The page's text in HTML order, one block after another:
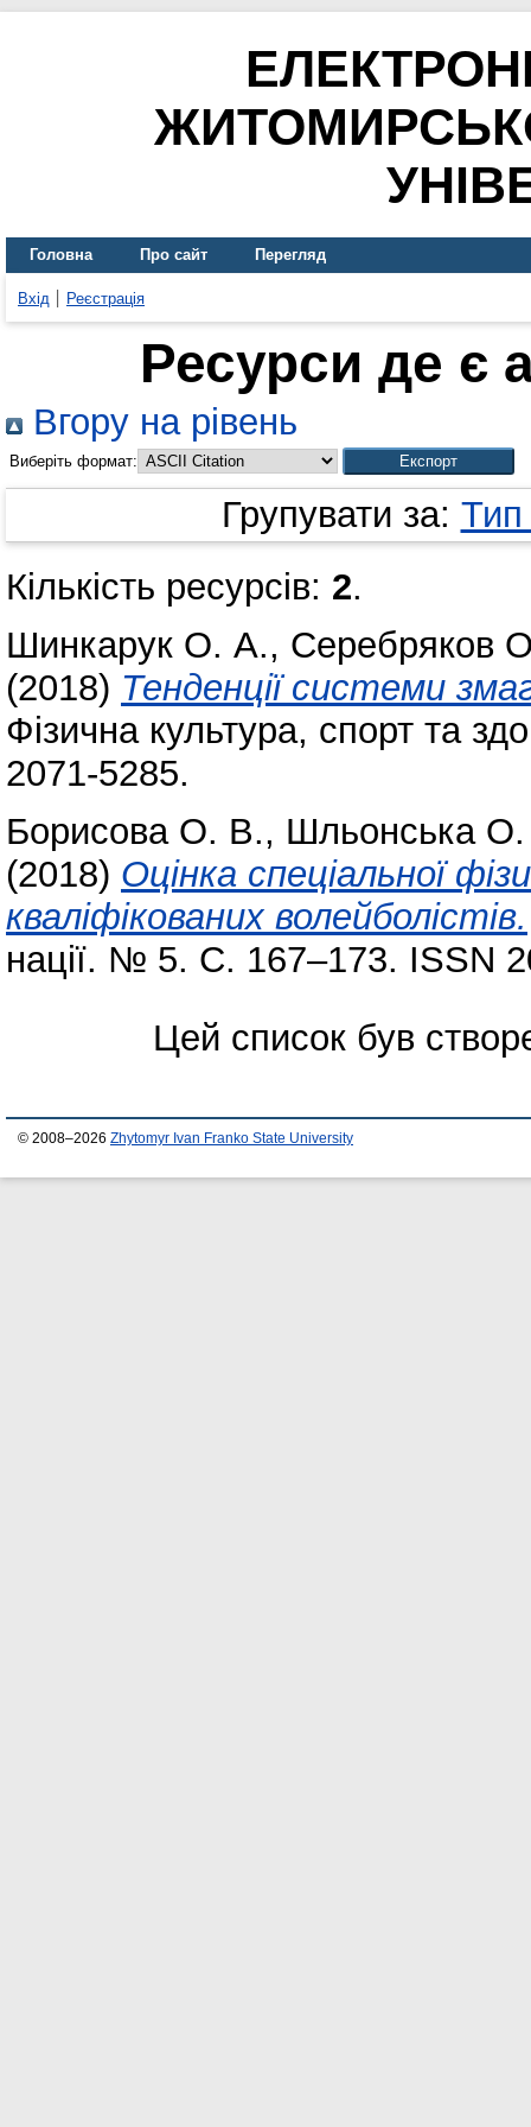
Головна Про сайт Перегляд
Вхід Реєстрація
Ресурси де є
Вгору на рівень
Виберіть формат:
Групувати за: Тип
Кількість ресурсів: 2.
Шинкарук О. А., Серебряков
(2018) Тенденції системи
Фізична культура, спорт та
2071-5285.
Борисова О. В., Шльонська
(2018) Оцінка спеціальної
кваліфікованих волейболістів.
нації. № 5. С. 167–173. ISSN
Цей список був
© 2008–2026 Zhytomyr Ivan Franko State University